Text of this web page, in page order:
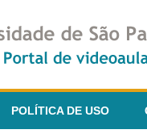
POLÍTICA DE USO